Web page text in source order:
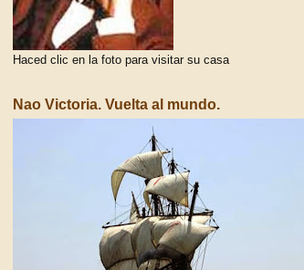
Haced clic en la foto para visitar su casa
Nao Victoria. Vuelta al mundo.